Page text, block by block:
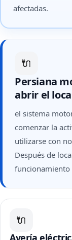
afectadas.
🔌
Persiana
abrir el
el sistema
comenzar la
utilizarse con
Después de
funcionamiento
🔌
Avería